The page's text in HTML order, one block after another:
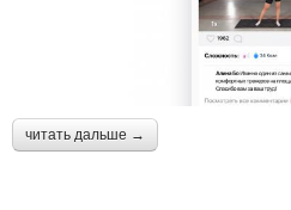
читать дальше →